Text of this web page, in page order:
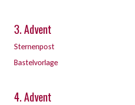
3. Advent
Sternenpost
Bastelvorlage
4. Advent